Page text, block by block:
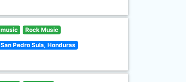
music Rock Music
San Pedro Sula, Honduras